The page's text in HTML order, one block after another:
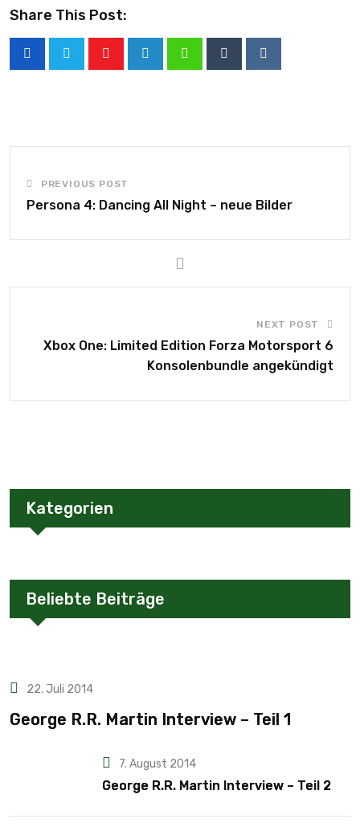
Share This Post:
PREVIOUS POST
Persona 4: Dancing All Night – neue Bilder
NEXT POST
Xbox One: Limited Edition Forza Motorsport 6
Konsolenbundle angekündigt
Kategorien
Beliebte Beiträge
22. Juli 2014
George R.R. Martin Interview – Teil 1
7. August 2014
George R.R. Martin Interview – Teil 2